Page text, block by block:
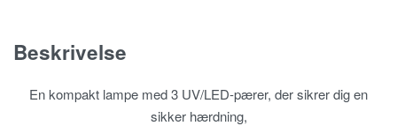
Beskrivelse
En kompakt lampe med 3 UV/LED-pærer, der sikrer dig en
sikker hærdning,